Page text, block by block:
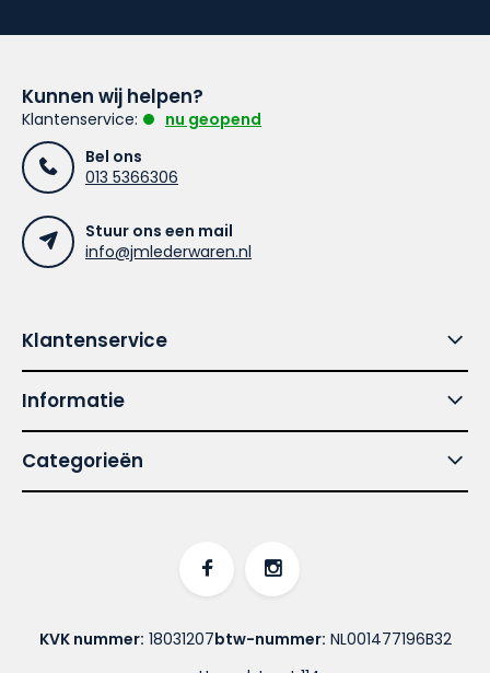
Kunnen wij helpen?
Klantenservice:
nu geopend
Bel ons
013 5366306
Stuur ons een mail
info@jmlederwaren.nl
Klantenservice
Informatie
Categorieën
KVK nummer: 18031207btw-nummer: NL001477196B32